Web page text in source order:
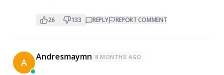
26 133 REPLY REPORT COMMENT
A Andresmaymn 8 MONTHS AGO